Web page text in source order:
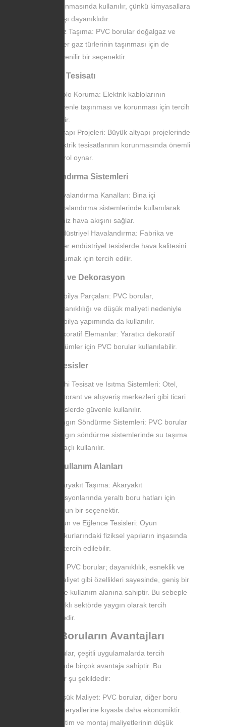
taşınmasında kullanılır, çünkü kimyasallara
karşı dayanıklıdır.
Gaz Taşıma: PVC borular doğalgaz ve
diğer gaz türlerinin taşınması için de
güvenilir bir seçenektir.
Elektrik Tesisatı
Kablo Koruma: Elektrik kablolarının
güvenle taşınması ve korunması için tercih
edilir.
Altyapı Projeleri: Büyük altyapı projelerinde
elektrik tesisatlarının korunmasında önemli
bir rol oynar.
Havalandırma Sistemleri
Havalandırma Kanalları: Bina içi
havalandırma sistemlerinde kullanılarak
temiz hava akışını sağlar.
Endüstriyel Havalandırma: Fabrika ve
diğer endüstriyel tesislerde hava kalitesini
korumak için tercih edilir.
Mobilya ve Dekorasyon
Mobilya Parçaları: PVC borular,
dayanıklılığı ve düşük maliyeti nedeniyle
mobilya yapımında da kullanılır.
Dekoratif Elemanlar: Yaratıcı dekoratif
çözümler için PVC borular kullanılabilir.
Ticari Tesisler
Sıhhi Tesisat ve Isıtma Sistemleri: Otel,
restorant ve alışveriş merkezleri gibi ticari
tesislerde güvenle kullanılır.
Yangın Söndürme Sistemleri: PVC borular
yangın söndürme sistemlerinde su taşıma
amaçlı kullanılır.
Diğer Kullanım Alanları
Akaryakıt Taşıma: Akaryakıt
istasyonlarında yeraltı boru hatları için
uygun bir seçenektir.
Oyun ve Eğlence Tesisleri: Oyun
parkurlarındaki fiziksel yapıların inşasında
da tercih edilebilir.
Kısacası, PVC borular; dayanıklılık, esneklik ve
düşük maliyet gibi özellikleri sayesinde, geniş bir
yelpazede kullanım alanına sahiptir. Bu sebeple
birçok farklı sektörde yaygın olarak tercih
edilmektedir.
PVC Boruların Avantajları
PVC borular, çeşitli uygulamalarda tercih
edilmesinde birçok avantaja sahiptir. Bu
avantajlar şu şekildedir:
Düşük Maliyet: PVC borular, diğer boru
materyallerine kıyasla daha ekonomiktir.
Üretim ve montaj maliyetlerinin düşük